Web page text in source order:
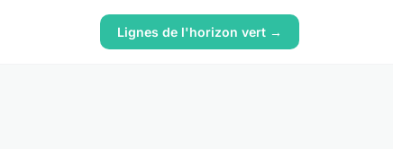
Lignes de l'horizon vert →